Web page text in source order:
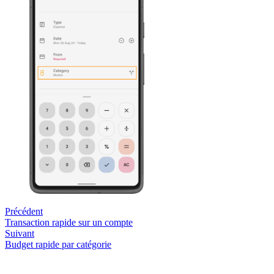
Précédent
Transaction rapide sur un compte
Suivant
Budget rapide par catégorie